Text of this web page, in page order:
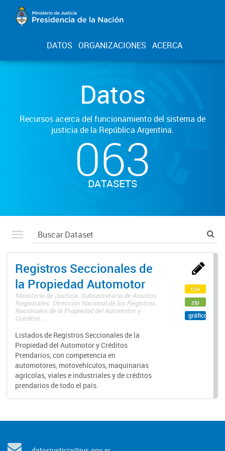
DATOS ORGANIZACIONES ACERCA
Datos
Recursos acerca del funcionamiento del sistema de
justicia de la República Argentina.
063
DATASETS
Registros Seccionales de
la Propiedad Automotor
Ministerio de Justicia. Subsecretaría de Asuntos
Registrales. Dirección Nacional de los Registros
Nacionales de la Propiedad del Automotor y
Créditos ...
Listados de Registros Seccionales de la
Propiedad del Automotor y Créditos
Prendarios, con competencia en
automotores, motovehículos, maquinarias
agrícolas, viales e industriales y de créditos
prendarios de todo el país.
csv
zip
gráfico